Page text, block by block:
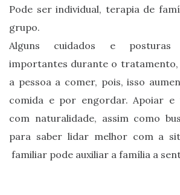
Pode ser individual, terapia de
grupo.
Alguns cuidados e posturas
importantes durante o
a pessoa a comer, pois, isso
comida e por engordar. Apoiar
com naturalidade, assim como
para saber lidar melhor com a
familiar pode auxiliar a família a